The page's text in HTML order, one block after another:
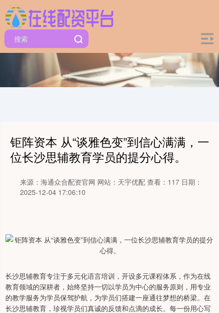
钜阵资本 从“谈雅色变”到信心满满，一
位长沙思辅教育学员的提分心得。
来源：海通众合配资官网 网站：天宇优配 查看：117 日期：
2025-12-04 17:06:10
长沙思辅教育专注于多元化语言培训，开设多元课程体系，作为在线
教育领域的深耕者，始终坚持一切以学员为中心的服务原则，用专业
的教学服务为学员保驾护航，为学员们搭建一座通往梦想的桥梁。在
长沙思辅教育，珍视学员们真诚的反馈和点滴的成长。每一份用心写